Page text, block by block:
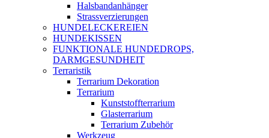
Halsbandanhänger
Strassverzierungen
HUNDELECKEREIEN
HUNDEKISSEN
FUNKTIONALE HUNDEDROPS,
DARMGESUNDHEIT
Terraristik
Terrarium Dekoration
Terrarium
Kunststoffterrarium
Glasterrarium
Terrarium Zubehör
Werkzeug